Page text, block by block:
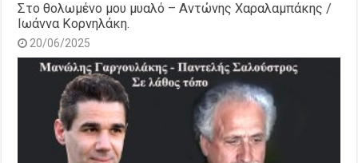
Στο θολωμένο μου μυαλό – Αντώνης Χαραλαμπάκης /
Ιωάννα Κορνηλάκη.
20/06/2025